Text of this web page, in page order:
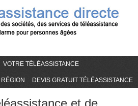
VOTRE TÉLÉASSISTANCE
DEVIS GRATUIT TÉLÉASSISTANCE
et de